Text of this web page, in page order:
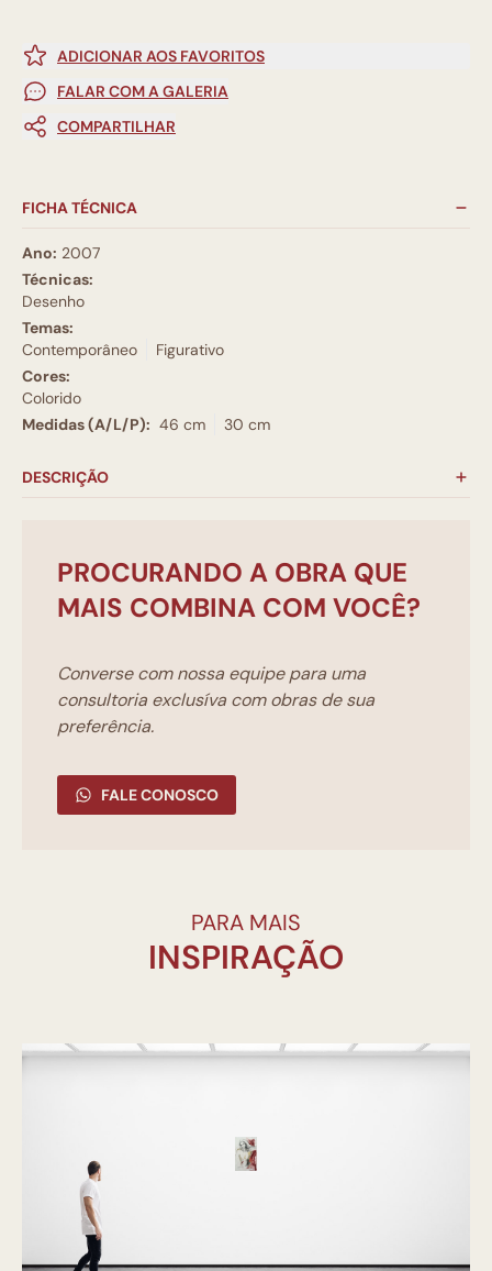
ADICIONAR AOS FAVORITOS
FALAR COM A GALERIA
COMPARTILHAR
FICHA TÉCNICA
Ano: 2007
Técnicas:
Desenho
Temas:
Contemporâneo
Figurativo
Cores:
Colorido
Medidas (A/L/P): 46 cm 30 cm
DESCRIÇÃO
PROCURANDO A OBRA QUE
MAIS COMBINA COM VOCÊ?
Converse com nossa equipe para uma
consultoria exclusíva com obras de sua
preferência.
FALE CONOSCO
PARA MAIS
INSPIRAÇÃO